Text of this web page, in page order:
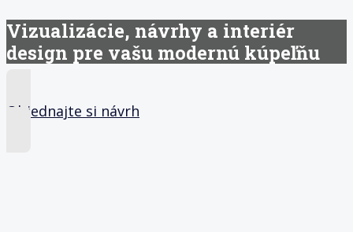
Vizualizácie, návrhy a interiér
design pre vašu modernú kúpeľňu
Objednajte si návrh